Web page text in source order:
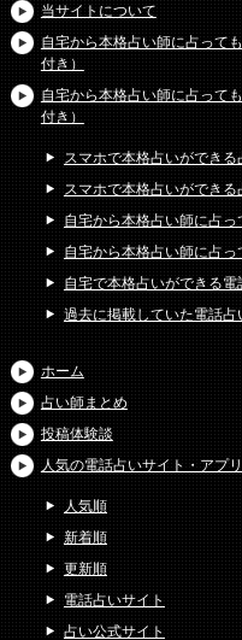
当サイトについて
自宅から本格占い師に占って
付き）
自宅から本格占い師に占って
付き）
スマホで本格占いができる
スマホで本格占いができ
自宅から本格占い師に占
自宅から本格占い師に占
自宅で本格占いができる
過去に掲載していた電話
ホーム
占い師まとめ
投稿体験談
人気の電話占いサイト・アプリ
人気順
新着順
更新順
電話占いサイト
占い公式サイト